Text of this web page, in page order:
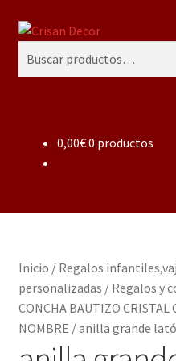
Ir
Ir
contenido
Buscar
Regalos infantiles, vajillas y
Regalo personalizado,
Accesorios de baños rústicos
Porcelana blanca
0,00€0 productos
Inicio / Regalos
personalizadas / Regalos y
CONCHA BAUTIZO CRISTAL
NOMBRE /anilla grande